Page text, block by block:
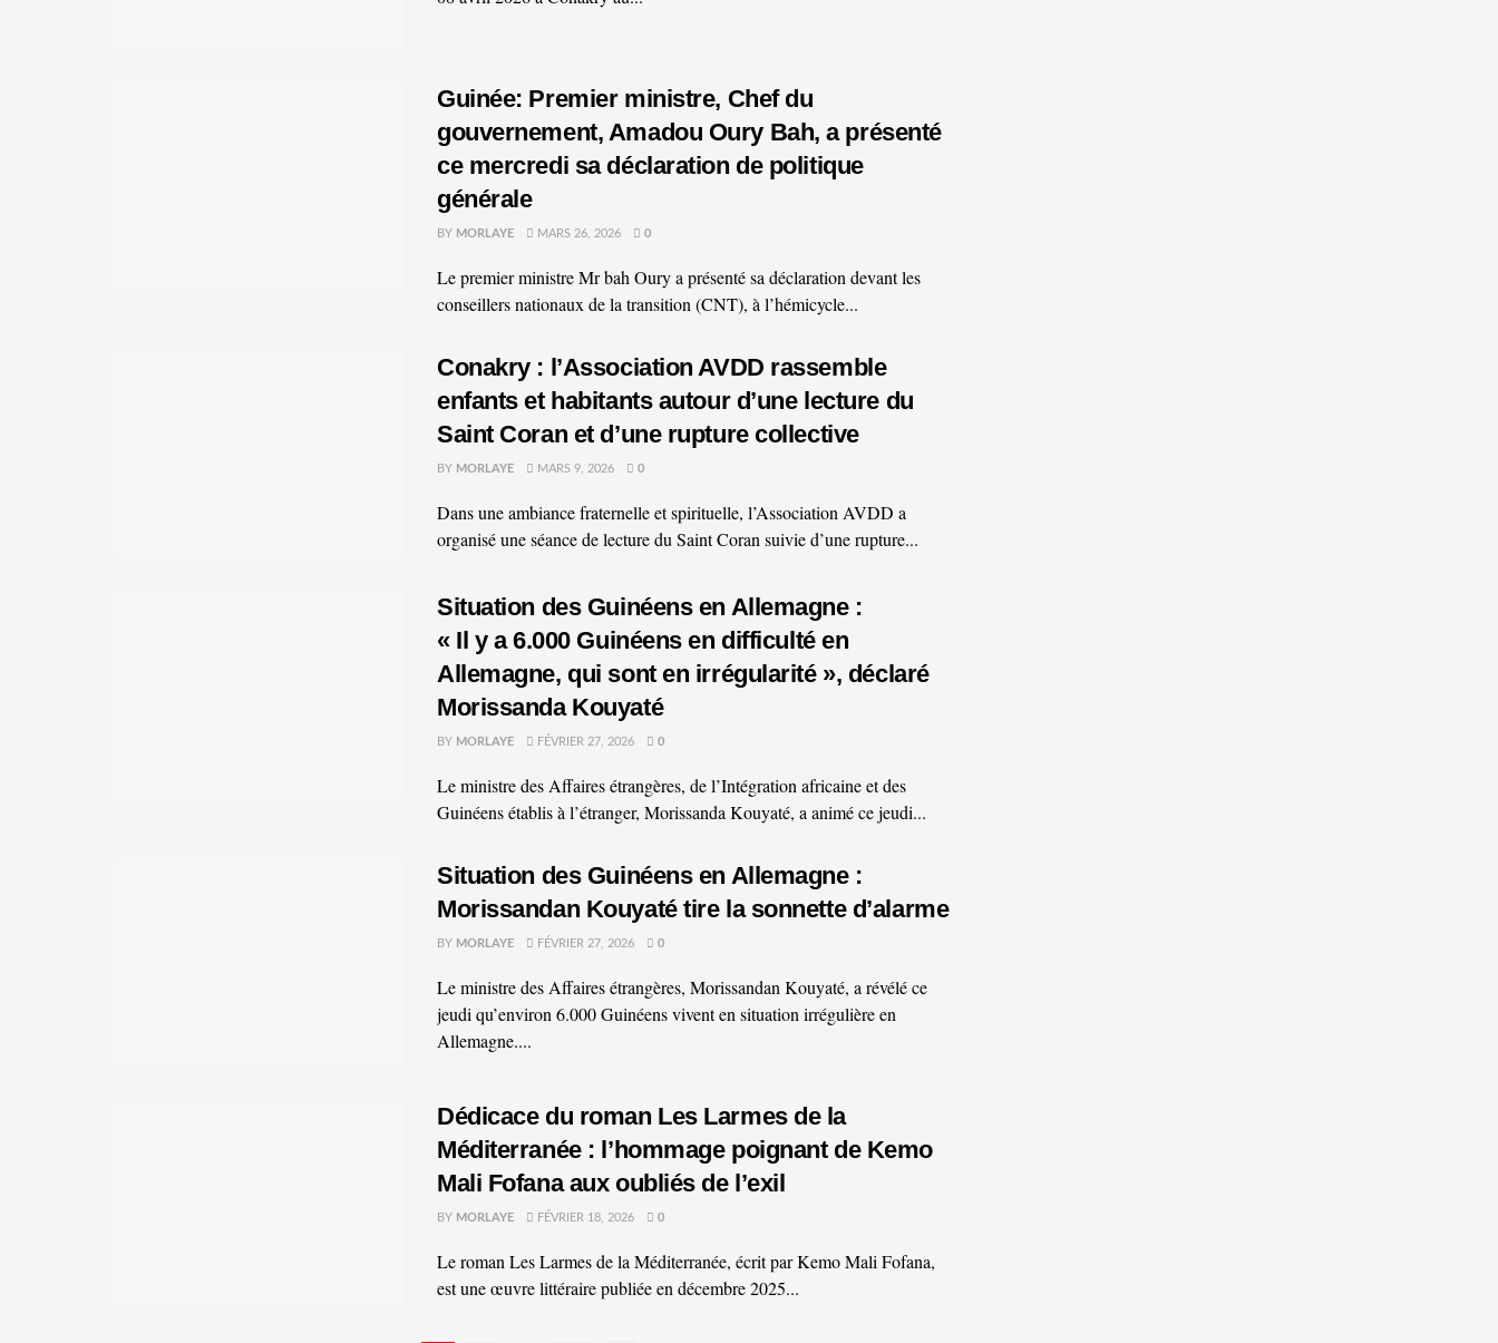
Guinée: Premier ministre, Chef du
gouvernement, Amadou Oury Bah, a présenté
ce mercredi sa déclaration de politique
générale
BY MORLAYE MARS 26, 2026 0
Le premier ministre Mr bah Oury a présenté sa déclaration devant les
conseillers nationaux de la transition (CNT), à l’hémicycle...
Conakry : l’Association AVDD rassemble
enfants et habitants autour d’une lecture du
Saint Coran et d’une rupture collective
BY MORLAYE MARS 9, 2026 0
Dans une ambiance fraternelle et spirituelle, l’Association AVDD a
organisé une séance de lecture du Saint Coran suivie d’une rupture...
Situation des Guinéens en Allemagne :
« Il y a 6.000 Guinéens en difficulté en
Allemagne, qui sont en irrégularité », déclaré
Morissanda Kouyaté
BY MORLAYE FÉVRIER 27, 2026 0
Le ministre des Affaires étrangères, de l’Intégration africaine et des
Guinéens établis à l’étranger, Morissanda Kouyaté, a animé ce jeudi...
Situation des Guinéens en Allemagne :
Morissandan Kouyaté tire la sonnette d’alarme
BY MORLAYE FÉVRIER 27, 2026 0
Le ministre des Affaires étrangères, Morissandan Kouyaté, a révélé ce
jeudi qu’environ 6.000 Guinéens vivent en situation irrégulière en
Allemagne....
Dédicace du roman Les Larmes de la
Méditerranée : l’hommage poignant de Kemo
Mali Fofana aux oubliés de l’exil
BY MORLAYE FÉVRIER 18, 2026 0
Le roman Les Larmes de la Méditerranée, écrit par Kemo Mali Fofana,
est une œuvre littéraire publiée en décembre 2025...